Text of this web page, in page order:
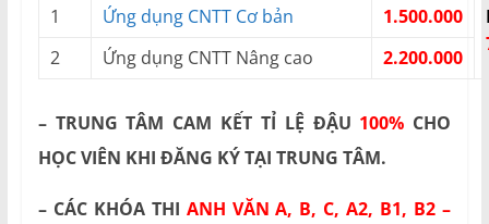
1
Ứng dụng CNTT Cơ bản 1.500.000
2 Ứng dụng CNTT Nâng cao 2.200.000
– TRUNG TÂM CAM KẾT TỈ LỆ ĐẬU 100% CHO
HỌC VIÊN KHI ĐĂNG KÝ TẠI TRUNG TÂM.
– CÁC KHÓA THI ANH VĂN A, B, C, A2, B1, B2 –